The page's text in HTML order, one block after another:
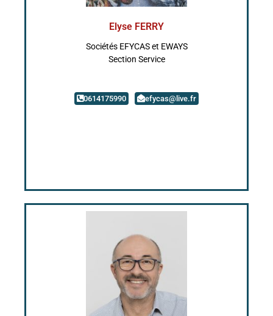
Elyse FERRY
Sociétés EFYCAS et EWAYS
Section Service
0614175990 efycas@live.fr